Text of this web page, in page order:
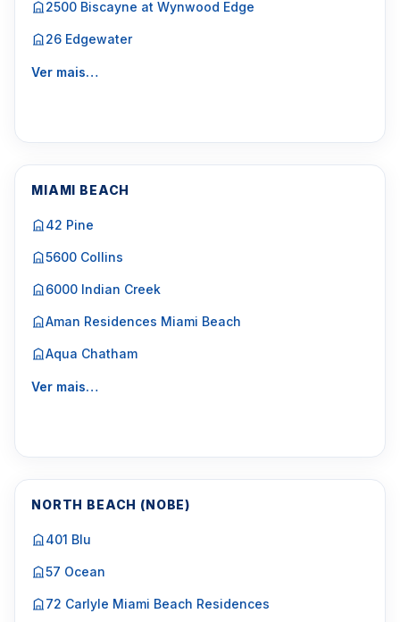
2500 Biscayne at Wynwood Edge
26 Edgewater
Ver mais…
MIAMI BEACH
42 Pine
5600 Collins
6000 Indian Creek
Aman Residences Miami Beach
Aqua Chatham
Ver mais…
NORTH BEACH (NOBE)
401 Blu
57 Ocean
72 Carlyle Miami Beach Residences